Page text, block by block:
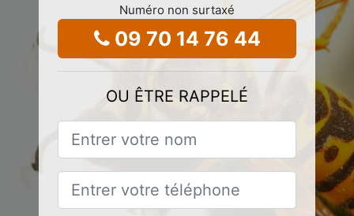
Numéro non surtaxé
09 70 14 76 44
OU ÊTRE RAPPELÉ